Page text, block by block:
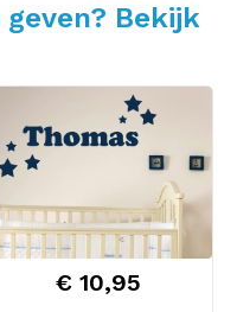
Bekijk
€ 10,95